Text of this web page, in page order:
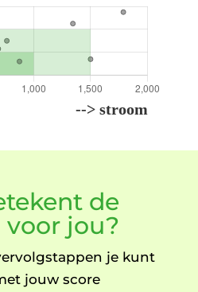
de
jou?
je kunt
jouw score